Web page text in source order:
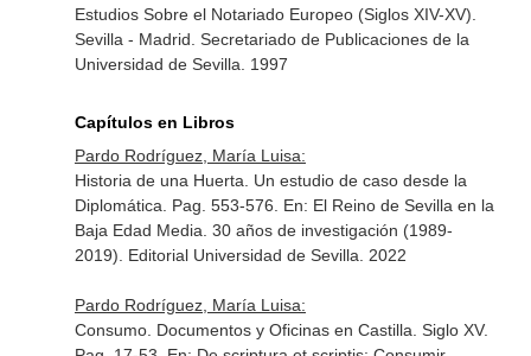
Estudios Sobre el Notariado Europeo (Siglos XIV-XV).
Sevilla - Madrid. Secretariado de Publicaciones de la
Universidad de Sevilla. 1997
Capítulos en Libros
Pardo Rodríguez, María Luisa:
Historia de una Huerta. Un estudio de caso desde la
Diplomática. Pag. 553-576. En: El Reino de Sevilla en la
Baja Edad Media. 30 años de investigación (1989-
2019) . Editorial Universidad de Sevilla. 2022
Pardo Rodríguez, María Luisa:
Consumo. Documentos y Oficinas en Castilla. Siglo XV.